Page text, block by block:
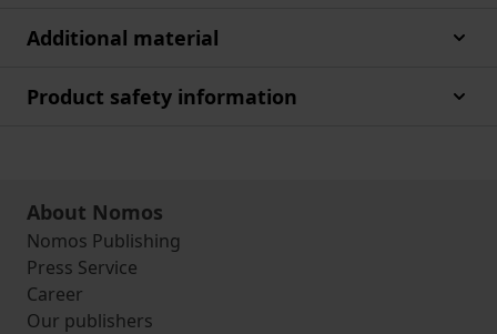
Additional material
Product safety information
About Nomos
Nomos Publishing
Press Service
Career
Our publishers